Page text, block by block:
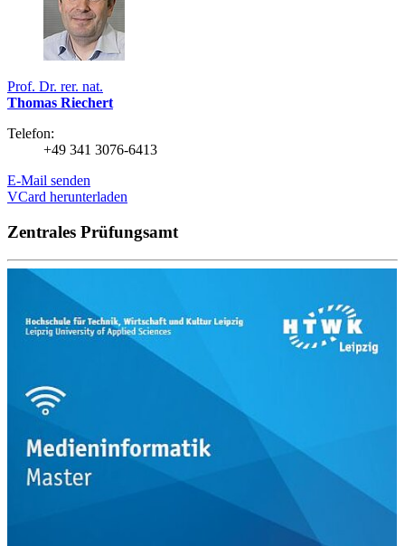
Prof. Dr. rer. nat.
Thomas Riechert
Telefon:
+49 341 3076-6413
E-Mail senden
VCard herunterladen
Zentrales Prüfungsamt